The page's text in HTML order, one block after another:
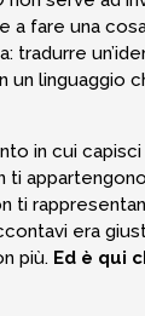
a fare una
tradurre
un linguaggio
in cui
ti
ti
era
più. Ed è qui